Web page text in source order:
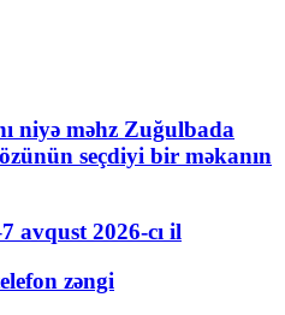
niyə məhz Zuğulbada
seçdiyi bir məkanın
avqust 2026-cı il
zəngi